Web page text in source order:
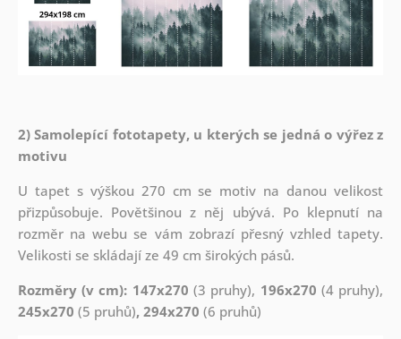
2) Samolepící fototapety, u kterých se jedná o výřez z
motivu
U tapet s výškou 270 cm se motiv na danou velikost
přizpůsobuje. Povětšinou z něj ubývá. Po klepnutí na
rozměr na webu se vám zobrazí přesný vzhled tapety.
Velikosti se skládají ze 49 cm širokých pásů.
Rozměry (v cm): 147x270 (3 pruhy), 196x270 (4 pruhy),
245x270 (5 pruhů), 294x270 (6 pruhů)